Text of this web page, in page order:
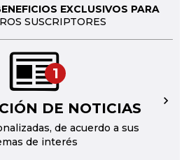
EXCLUSIVOS PARA
SUSCRIPTORES
1
DE NOTICIAS
de acuerdo a sus
de interés
→